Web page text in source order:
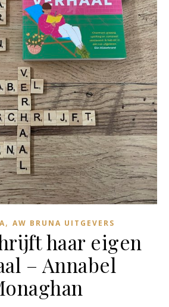
, AW BRUNA UITGEVERS
haar eigen
– Annabel